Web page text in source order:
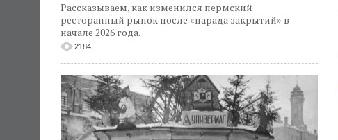
Рассказываем, как изменился пермский
ресторанный рынок после «парада закрытий» в
начале 2026 года.
2184